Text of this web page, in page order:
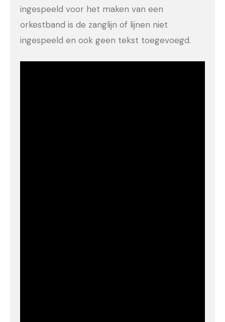
ingespeeld voor het maken van een
orkestband is de zanglijn of lijnen niet
ingespeeld en ook geen tekst toegevoegd.